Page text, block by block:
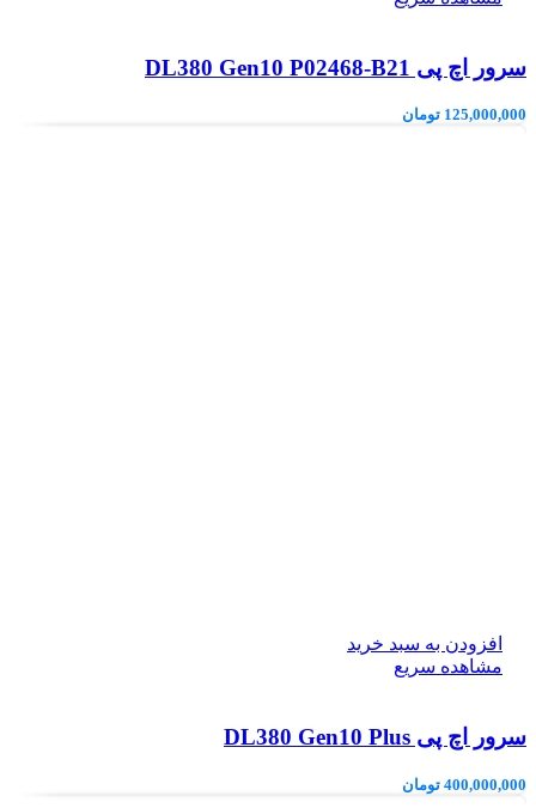
سرور اچ پی DL380 Gen10 P02468-B21
125,000,000 تومان
افزودن به سبد خرید
مشاهده سریع
سرور اچ پی DL380 Gen10 Plus
400,000,000 تومان